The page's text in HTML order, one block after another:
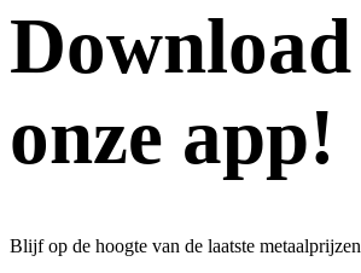
Download
onze app!
Blijf op de hoogte van de laatste metaalprijzen